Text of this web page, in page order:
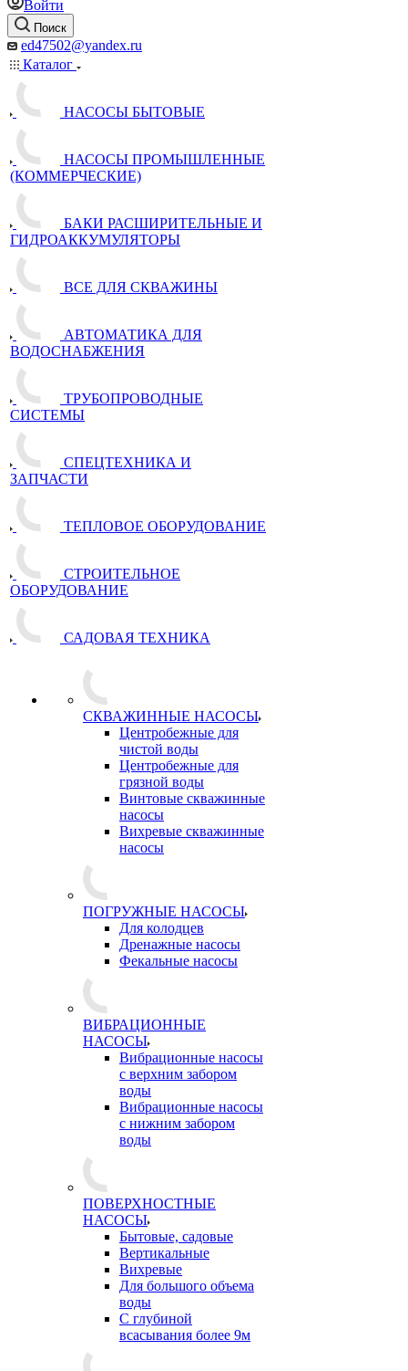
Войти
Поиск
ed47502@yandex.ru
Каталог
НАСОСЫ БЫТОВЫЕ
НАСОСЫ ПРОМЫШЛЕННЫЕ
(КОММЕРЧЕСКИЕ)
БАКИ РАСШИРИТЕЛЬНЫЕ И
ГИДРОАККУМУЛЯТОРЫ
ВСЕ ДЛЯ СКВАЖИНЫ
АВТОМАТИКА ДЛЯ
ВОДОСНАБЖЕНИЯ
ТРУБОПРОВОДНЫЕ
СИСТЕМЫ
СПЕЦТЕХНИКА И
ЗАПЧАСТИ
ТЕПЛОВОЕ ОБОРУДОВАНИЕ
СТРОИТЕЛЬНОЕ
ОБОРУДОВАНИЕ
САДОВАЯ ТЕХНИКА
СКВАЖИННЫЕ НАСОСЫ
Центробежные для
чистой воды
Центробежные для
грязной воды
Винтовые скважинные
насосы
Вихревые скважинные
насосы
ПОГРУЖНЫЕ НАСОСЫ
Для колодцев
Дренажные насосы
Фекальные насосы
ВИБРАЦИОННЫЕ
НАСОСЫ
Вибрационные насосы
с верхним забором
воды
Вибрационные насосы
с нижним забором
воды
ПОВЕРХНОСТНЫЕ
НАСОСЫ
Бытовые, садовые
Вертикальные
Вихревые
Для большого объема
воды
С глубиной
всасывания более 9м